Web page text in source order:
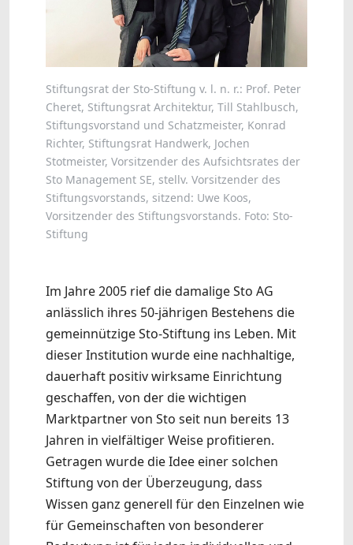
Stiftungsrat der Sto-Stiftung v. l. n. r.: Prof. Peter
Cheret, Stiftungsrat Architektur, Till Stahlbusch,
Stiftungsvorstand und Schatzmeister, Konrad
Richter, Stiftungsrat Handwerk, Jochen
Stotmeister, Vorsitzender des Aufsichtsrates der
Sto Management SE, stellv. Vorsitzender des
Stiftungsvorstands, sitzend: Uwe Koos,
Vorsitzender des Stiftungsvorstands. Foto: Sto-
Stiftung
Im Jahre 2005 rief die damalige Sto AG
anlässlich ihres 50-jährigen Bestehens die
gemeinnützige Sto-Stiftung ins Leben. Mit
dieser Institution wurde eine nachhaltige,
dauerhaft positiv wirksame Einrichtung
geschaffen, von der die wichtigen
Marktpartner von Sto seit nun bereits 13
Jahren in vielfältiger Weise profitieren.
Getragen wurde die Idee einer solchen
Stiftung von der Überzeugung, dass
Wissen ganz generell für den Einzelnen wie
für Gemeinschaften von besonderer